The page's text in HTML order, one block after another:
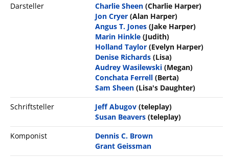
Darsteller
Charlie Sheen (Charlie Harper)
Jon Cryer (Alan Harper)
Angus T. Jones (Jake Harper)
Marin Hinkle (Judith)
Holland Taylor (Evelyn Harper)
Denise Richards (Lisa)
Audrey Wasilewski (Megan)
Conchata Ferrell (Berta)
Sam Sheen (Lisa's Daughter)
Schriftsteller
Jeff Abugov (teleplay)
Susan Beavers (teleplay)
Komponist
Dennis C. Brown
Grant Geissman